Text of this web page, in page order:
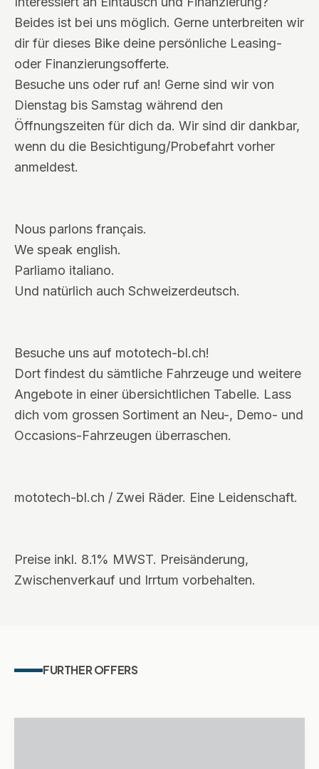
Beides ist bei uns möglich. Gerne unterbreiten wir
dir für dieses Bike deine persönliche Leasing-
oder Finanzierungsofferte.
Besuche uns oder ruf an! Gerne sind wir von
Dienstag bis Samstag während den
Öffnungszeiten für dich da. Wir sind dir dankbar,
wenn du die Besichtigung/Probefahrt vorher
anmeldest.
Nous parlons français.
We speak english.
Parliamo italiano.
Und natürlich auch Schweizerdeutsch.
Besuche uns auf mototech-bl.ch!
Dort findest du sämtliche Fahrzeuge und weitere
Angebote in einer übersichtlichen Tabelle. Lass
dich vom grossen Sortiment an Neu-, Demo- und
Occasions-Fahrzeugen überraschen.
mototech-bl.ch / Zwei Räder. Eine Leidenschaft.
Preise inkl. 8.1% MWST. Preisänderung,
Zwischenverkauf und Irrtum vorbehalten.
FURTHER OFFERS